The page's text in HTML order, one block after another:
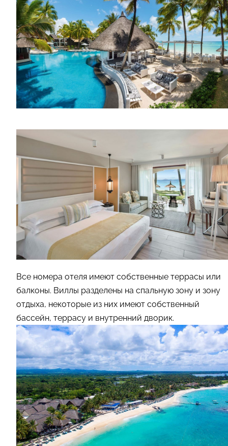
Все номера отеля имеют собственные террасы или
балконы. Виллы разделены на спальную зону и зону
отдыха, некоторые из них имеют собственный
бассейн, террасу и внутренний дворик.